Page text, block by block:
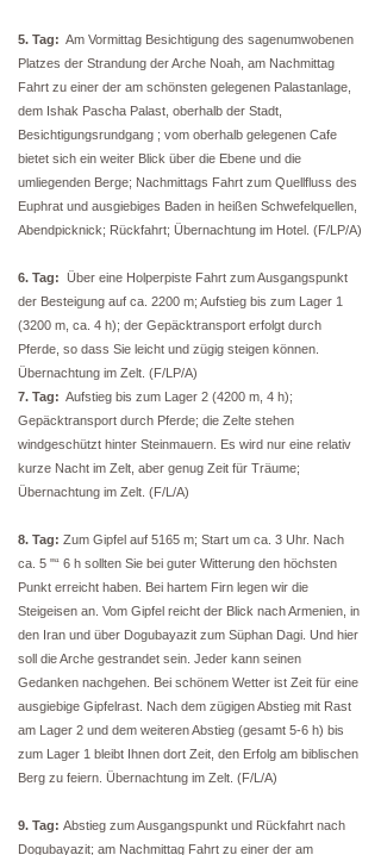
5. Tag: Am Vormittag Besichtigung des sagenumwobenen
Platzes der Strandung der Arche Noah, am Nachmittag
Fahrt zu einer der am schönsten gelegenen Palastanlage,
dem Ishak Pascha Palast, oberhalb der Stadt,
Besichtigungsrundgang ; vom oberhalb gelegenen Cafe
bietet sich ein weiter Blick über die Ebene und die
umliegenden Berge; Nachmittags Fahrt zum Quellfluss des
Euphrat und ausgiebiges Baden in heißen Schwefelquellen,
Abendpicknick; Rückfahrt; Übernachtung im Hotel. (F/LP/A)
6. Tag: Über eine Holperpiste Fahrt zum Ausgangspunkt
der Besteigung auf ca. 2200 m; Aufstieg bis zum Lager 1
(3200 m, ca. 4 h); der Gepäcktransport erfolgt durch
Pferde, so dass Sie leicht und zügig steigen können.
Übernachtung im Zelt. (F/LP/A)
7. Tag: Aufstieg bis zum Lager 2 (4200 m, 4 h);
Gepäcktransport durch Pferde; die Zelte stehen
windgeschützt hinter Steinmauern. Es wird nur eine relativ
kurze Nacht im Zelt, aber genug Zeit für Träume;
Übernachtung im Zelt. (F/L/A)
8. Tag: Zum Gipfel auf 5165 m; Start um ca. 3 Uhr. Nach
ca. 5 "“ 6 h sollten Sie bei guter Witterung den höchsten
Punkt erreicht haben. Bei hartem Firn legen wir die
Steigeisen an. Vom Gipfel reicht der Blick nach Armenien, in
den Iran und über Dogubayazit zum Süphan Dagi. Und hier
soll die Arche gestrandet sein. Jeder kann seinen
Gedanken nachgehen. Bei schönem Wetter ist Zeit für eine
ausgiebige Gipfelrast. Nach dem zügigen Abstieg mit Rast
am Lager 2 und dem weiteren Abstieg (gesamt 5-6 h) bis
zum Lager 1 bleibt Ihnen dort Zeit, den Erfolg am biblischen
Berg zu feiern. Übernachtung im Zelt. (F/L/A)
9. Tag: Abstieg zum Ausgangspunkt und Rückfahrt nach
Dogubayazit; am Nachmittag Fahrt zu einer der am